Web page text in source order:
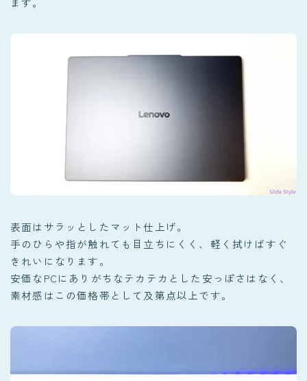
表面はサラッとしたマット仕上げ。
手のひらや指が触れても目立ちにくく、軽く拭けばすぐ
きれいになります。
安価なPCにありがちなテカテカとした安っぽさはなく、
素材感はこの価格帯として及第点以上です。